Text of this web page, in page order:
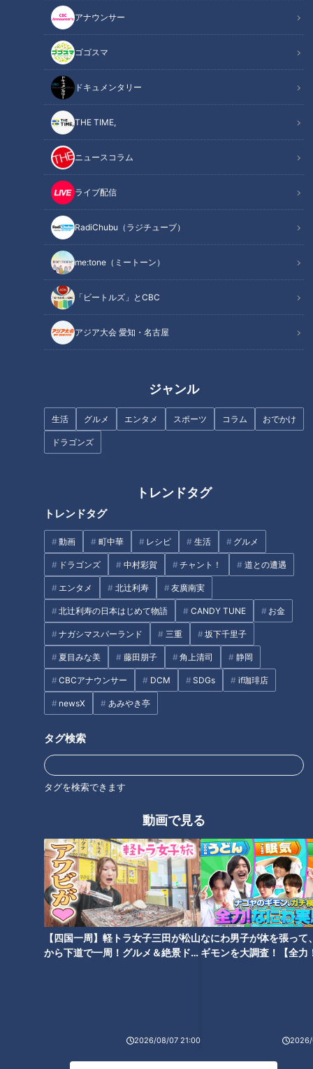
アナウンサー
ゴゴスマ
ドキュメンタリー
THE TIME,
ニュースコラム
ライブ配信
RadiChubu（ラジチューブ）
me:tone（ミートーン）
「ビートルズ」とCBC
アジア大会 愛知・名古屋
ジャンル
生活 グルメ エンタメ スポーツ コラム おでかけ
ドラゴンズ
トレンドタグ
トレンドタグ
動画 町中華 レシピ 生活 グルメ
ドラゴンズ 中村彩賀 チャント！ 道との遭遇
エンタメ 北辻利寿 友廣南実
北辻利寿の日本はじめて物語 CANDY TUNE お金
ナガシマスパーランド 三重 坂下千里子
夏目みな美 藤田朋子 角上清司 静岡
CBCアナウンサー DCM SDGs if珈琲店
newsX あみやき亭
タグ検索
タグを検索できます
動画で見る
【四国一周】軽トラ女子三田が松山
から下道で一周！グルメ＆絶景ドラ
2026/08/07 21:00
なにわ男子が体を張って
ギモンを大調査！【全力
2026/
この記事を見たあなたへのおすすめ
ンバーグ！！ランチで味わう
『コスパ最強グルメ』
食べ歩くマスターが教える！今
食べるべき『絶品ひんやり夏ス
1775年創業以来変わらない味!
伊勢名物の絶品餅がいただける
『へんばや商店』
大人気の学生筋肉料理人・だれ
ウマさんに教わる！おうちで簡
単にできる「店の味再現レシ
ピ」
インスタで大人気!シャトーブリ
アンステーキコースがいただけ
る『丸小』
話題の食べ歩きグルメに、卓球
王子との対決！ 『名古屋・大須